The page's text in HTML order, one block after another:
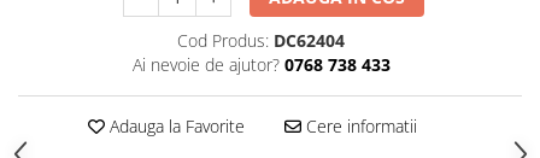
Hrana Uscata
Hrana Umeda
Hrana Uscata
Cod Produs: DC62404
Ai nevoie de ajutor? 0768 738 433
Adauga la Favorite Cere informatii